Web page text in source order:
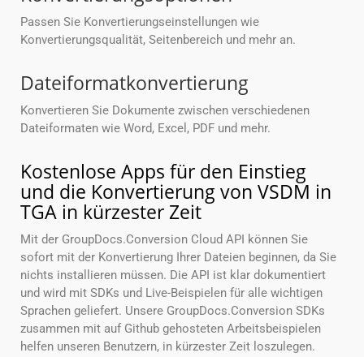
Passen Sie Konvertierungseinstellungen wie
Konvertierungsqualität, Seitenbereich und mehr an.
Dateiformatkonvertierung
Konvertieren Sie Dokumente zwischen verschiedenen
Dateiformaten wie Word, Excel, PDF und mehr.
Kostenlose Apps für den Einstieg
und die Konvertierung von VSDM in
TGA in kürzester Zeit
Mit der GroupDocs.Conversion Cloud API können Sie
sofort mit der Konvertierung Ihrer Dateien beginnen, da Sie
nichts installieren müssen. Die API ist klar dokumentiert
und wird mit SDKs und Live-Beispielen für alle wichtigen
Sprachen geliefert. Unsere GroupDocs.Conversion SDKs
zusammen mit auf Github gehosteten Arbeitsbeispielen
helfen unseren Benutzern, in kürzester Zeit loszulegen.